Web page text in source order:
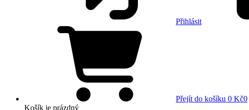
Přihlásit
Přejít do košíku 0 Kč0
Košík je prázdný